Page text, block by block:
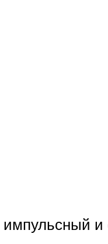
импульсный